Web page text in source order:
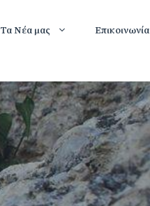
Τα Νέα μας
Επικοινωνία